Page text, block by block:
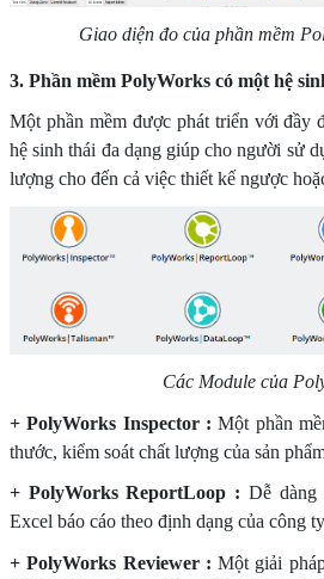
Giao diện đo của phần mềm
3. Phần mềm PolyWorks có một hệ
Một phần mềm được phát triển với đầy
hệ sinh thái đa dạng giúp cho người sử
lượng cho đến cả việc thiết kế ngược
Các Module của
+ PolyWorks Inspector :Một phần
thước, kiểm soát chất lượng của sản
+ PolyWorks ReportLoop : Dễ
Excel báo cáo theo định dạng của công
+ PolyWorks Reviewer : Một giải